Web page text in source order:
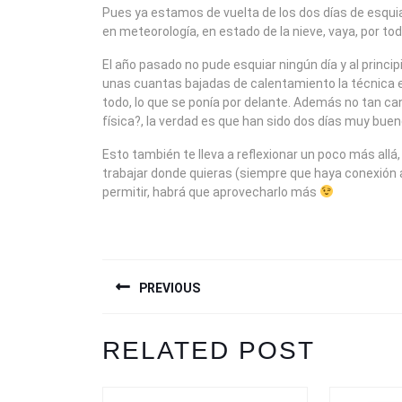
2010
Pues ya estamos de vuelta de los dos días de
en meteorología, en estado de la nieve, vaya, por
El año pasado no pude esquiar ningún día y al
unas cuantas bajadas de calentamiento la técnica
todo, lo que se ponía por delante. Además no tan
física?, la verdad es que han sido dos días muy
Esto también te lleva a reflexionar un poco más
trabajar donde quieras (siempre que haya
permitir, habrá que aprovecharlo más
DE
ENTRADAS
PREVIOUS
post:
RELATED POST